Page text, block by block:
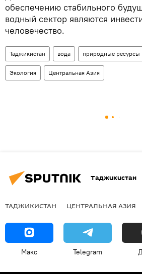
обеспечению стабильного
водный сектор являются
человечество.
Таджикистан вода природные ресурсы
Экология Центральная Азия
Таджикистан
ТАДЖИКИСТАН ЦЕНТРАЛЬНАЯ АЗИЯ
Макс Telegram